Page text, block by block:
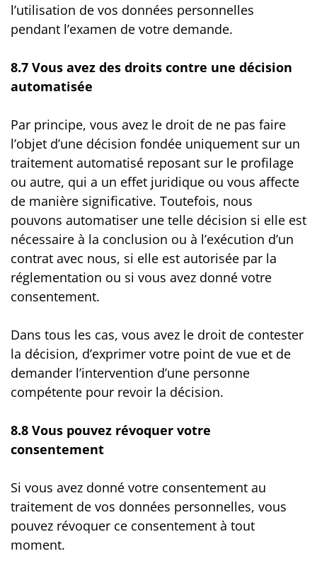
l’utilisation de vos données personnelles
pendant l’examen de votre demande.
8.7 Vous avez des droits contre une décision
automatisée
Par principe, vous avez le droit de ne pas faire
l’objet d’une décision fondée uniquement sur un
traitement automatisé reposant sur le profilage
ou autre, qui a un effet juridique ou vous affecte
de manière significative. Toutefois, nous
pouvons automatiser une telle décision si elle est
nécessaire à la conclusion ou à l’exécution d’un
contrat avec nous, si elle est autorisée par la
réglementation ou si vous avez donné votre
consentement.
Dans tous les cas, vous avez le droit de contester
la décision, d’exprimer votre point de vue et de
demander l’intervention d’une personne
compétente pour revoir la décision.
8.8 Vous pouvez révoquer votre
consentement
Si vous avez donné votre consentement au
traitement de vos données personnelles, vous
pouvez révoquer ce consentement à tout
moment.